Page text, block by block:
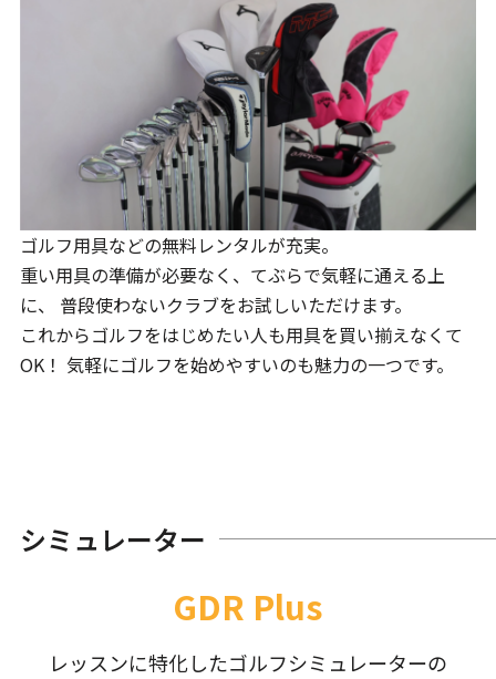
ゴルフ用具などの無料レンタルが充実。
重い用具の準備が必要なく、てぶらで気軽に通える上
に、 普段使わないクラブをお試しいただけます。
これからゴルフをはじめたい人も用具を買い揃えなくて
OK！ 気軽にゴルフを始めやすいのも魅力の一つです。
シミュレーター
GDR Plus
レッスンに特化したゴルフシミュレーターの